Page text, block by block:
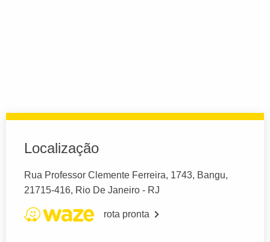
Localização
Rua Professor Clemente Ferreira, 1743, Bangu,
21715-416, Rio De Janeiro - RJ
rota pronta